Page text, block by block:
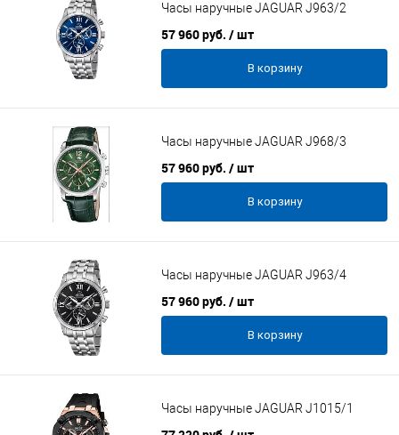
Часы наручные JAGUAR J963/2
57 960 руб. / шт
В корзину
Часы наручные JAGUAR J968/3
57 960 руб. / шт
В корзину
Часы наручные JAGUAR J963/4
57 960 руб. / шт
В корзину
Часы наручные JAGUAR J1015/1